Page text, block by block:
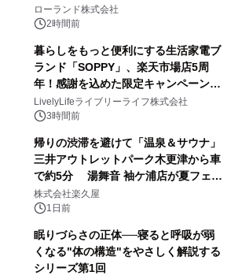
を展示しての 記念キャンペーンを開
催 英国ラジオ「NTS」の 特別プログ
アーティストを フィーチャーしたアニ
メーションを公開～
ローランド株式会社
2時間前
暮らしをもっと便利にする生活家電ブ
ランド「SOPPY」、楽天市場店5周
年！感謝を込めた限定キャンペーンを
8月10日より開催
LivelyLifeライブリーライフ株式会社
3時間前
帰りの渋滞を避けて「温泉＆サウナ」
三井アウトレットパーク木更津から車
で約5分 湯舞音 袖ケ浦店が夏フェア
メニューを提供
株式会社楽久屋
1日前
眠りづらさの正体──寝ると呼吸が弱
くなる"体の構造"をやさしく解説する
シリーズ第1回